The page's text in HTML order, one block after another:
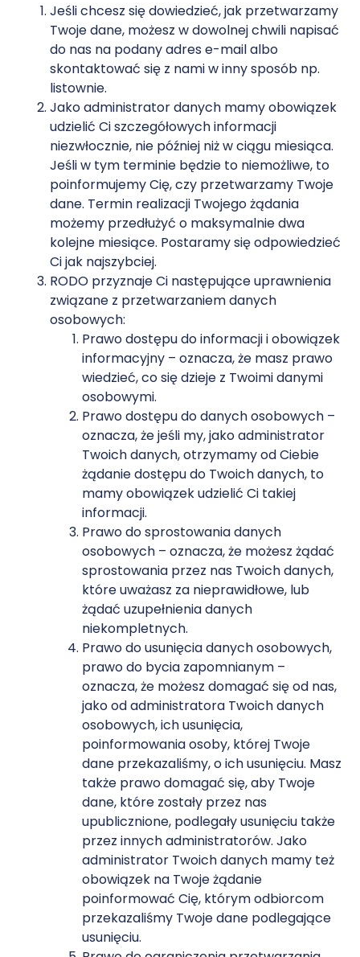
Jeśli chcesz się dowiedzieć, jak przetwarzamy
Twoje dane, możesz w dowolnej chwili napisać
do nas na podany adres e-mail albo
skontaktować się z nami w inny sposób np.
listownie.
Jako administrator danych mamy obowiązek
udzielić Ci szczegółowych informacji
niezwłocznie, nie później niż w ciągu miesiąca.
Jeśli w tym terminie będzie to niemożliwe, to
poinformujemy Cię, czy przetwarzamy Twoje
dane. Termin realizacji Twojego żądania
możemy przedłużyć o maksymalnie dwa
kolejne miesiące. Postaramy się odpowiedzieć
Ci jak najszybciej.
RODO przyznaje Ci następujące uprawnienia
związane z przetwarzaniem danych
osobowych:
Prawo dostępu do informacji i obowiązek
informacyjny – oznacza, że masz prawo
wiedzieć, co się dzieje z Twoimi danymi
osobowymi.
Prawo dostępu do danych osobowych –
oznacza, że jeśli my, jako administrator
Twoich danych, otrzymamy od Ciebie
żądanie dostępu do Twoich danych, to
mamy obowiązek udzielić Ci takiej
informacji.
Prawo do sprostowania danych
osobowych – oznacza, że możesz żądać
sprostowania przez nas Twoich danych,
które uważasz za nieprawidłowe, lub
żądać uzupełnienia danych
niekompletnych.
Prawo do usunięcia danych osobowych,
prawo do bycia zapomnianym –
oznacza, że możesz domagać się od nas,
jako od administratora Twoich danych
osobowych, ich usunięcia,
poinformowania osoby, której Twoje
dane przekazaliśmy, o ich usunięciu. Masz
także prawo domagać się, aby Twoje
dane, które zostały przez nas
upublicznione, podlegały usunięciu także
przez innych administratorów. Jako
administrator Twoich danych mamy też
obowiązek na Twoje żądanie
poinformować Cię, którym odbiorcom
przekazaliśmy Twoje dane podlegające
usunięciu.